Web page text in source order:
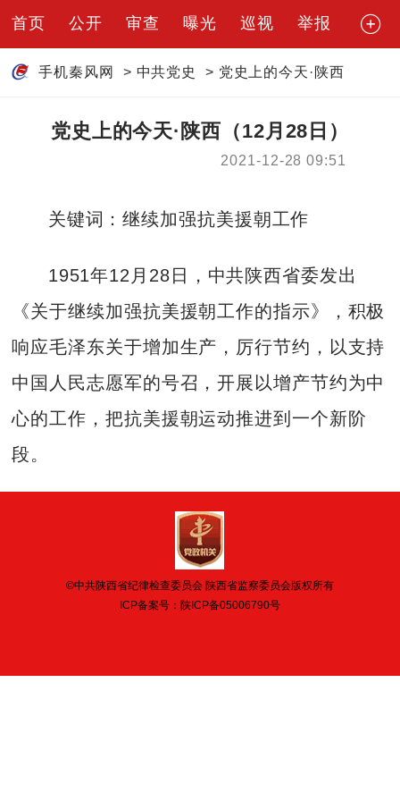
首页 公开 审查 曝光 巡视 举报
手机秦风网 > 中共党史 > 党史上的今天·陕西
党史上的今天·陕西（12月28日）
2021-12-28 09:51
关键词：继续加强抗美援朝工作
1951年12月28日，中共陕西省委发出
《关于继续加强抗美援朝工作的指示》，积极
响应毛泽东关于增加生产，厉行节约，以支持
中国人民志愿军的号召，开展以增产节约为中
心的工作，把抗美援朝运动推进到一个新阶
段。
©中共陕西省纪律检查委员会 陕西省监察委员会版权所有
ICP备案号： 陕ICP备05006790号